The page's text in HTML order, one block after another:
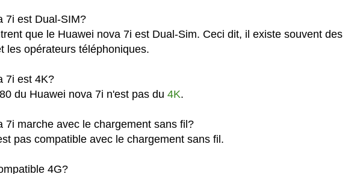
7i est Dual-SIM?
que le Huawei nova 7i est Dual-Sim. Ceci dit, il existe souvent des
les opérateurs téléphoniques.
7i est 4K?
du Huawei nova 7i n'est pas du 4K.
7i marche avec le chargement sans fil?
pas compatible avec le chargement sans fil.
4G?